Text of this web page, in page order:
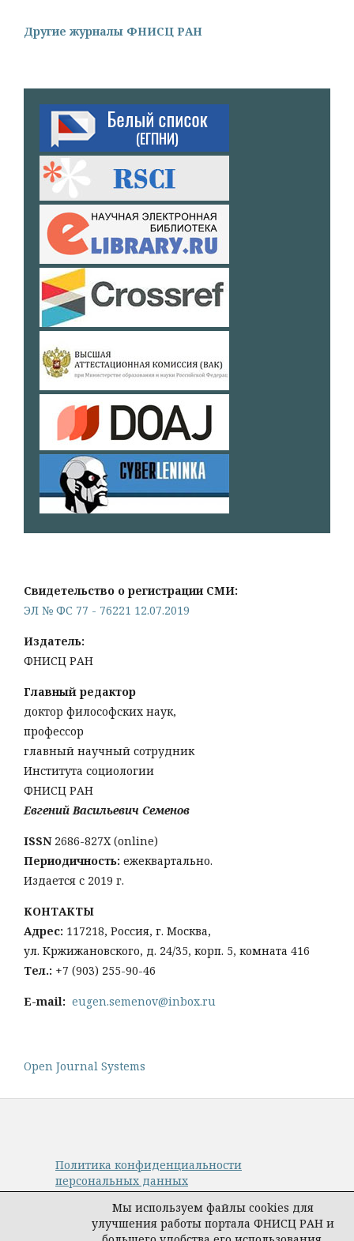
Другие журналы ФНИСЦ РАН
Свидетельство о регистрации СМИ:
ЭЛ № ФС 77 - 76221 12.07.2019
Издатель:
ФНИСЦ РАН
Главный редактор
доктор философских наук,
профессор
главный научный сотрудник
Института социологии
ФНИСЦ РАН
Евгений Васильевич Семенов
ISSN 2686-827X (online)
Периодичность: ежеквартально.
Издается с 2019 г.
КОНТАКТЫ
Адрес: 117218, Россия, г. Москва,
ул. Кржижановского, д. 24/35, корп. 5, комната 416
Тел.: +7 (903) 255-90-46
E-mail: eugen.semenov@inbox.ru
Open Journal Systems
Политика конфиденциальности
персональных данных
© Авторы, журнал «Управление наукой:
теория и практика», 2019–2026
Мы используем файлы cookies для
улучшения работы портала ФНИСЦ РАН и